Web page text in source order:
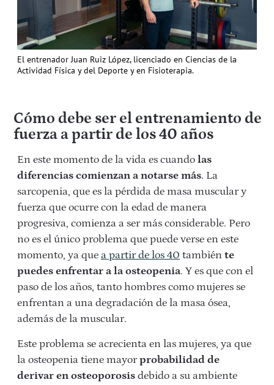
El entrenador Juan Ruiz López, licenciado en Ciencias de la
Actividad Física y del Deporte y en Fisioterapia.
Cómo debe ser el entrenamiento de
fuerza a partir de los 40 años
En este momento de la vida es cuando las
diferencias comienzan a notarse más. La
sarcopenia, que es la pérdida de masa muscular y
fuerza que ocurre con la edad de manera
progresiva, comienza a ser más considerable. Pero
no es el único problema que puede verse en este
momento, ya que a partir de los 40 también te
puedes enfrentar a la osteopenia. Y es que con el
paso de los años, tanto hombres como mujeres se
enfrentan a una degradación de la masa ósea,
además de la muscular.
Este problema se acrecienta en las mujeres, ya que
la osteopenia tiene mayorprobabilidad de
derivar en osteoporosis debido a su ambiente